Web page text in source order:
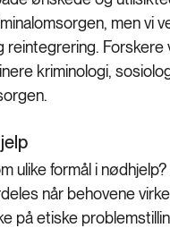
men vi
reintegrering.
kriminologi,
ulike formål i
når behovene
på etiske